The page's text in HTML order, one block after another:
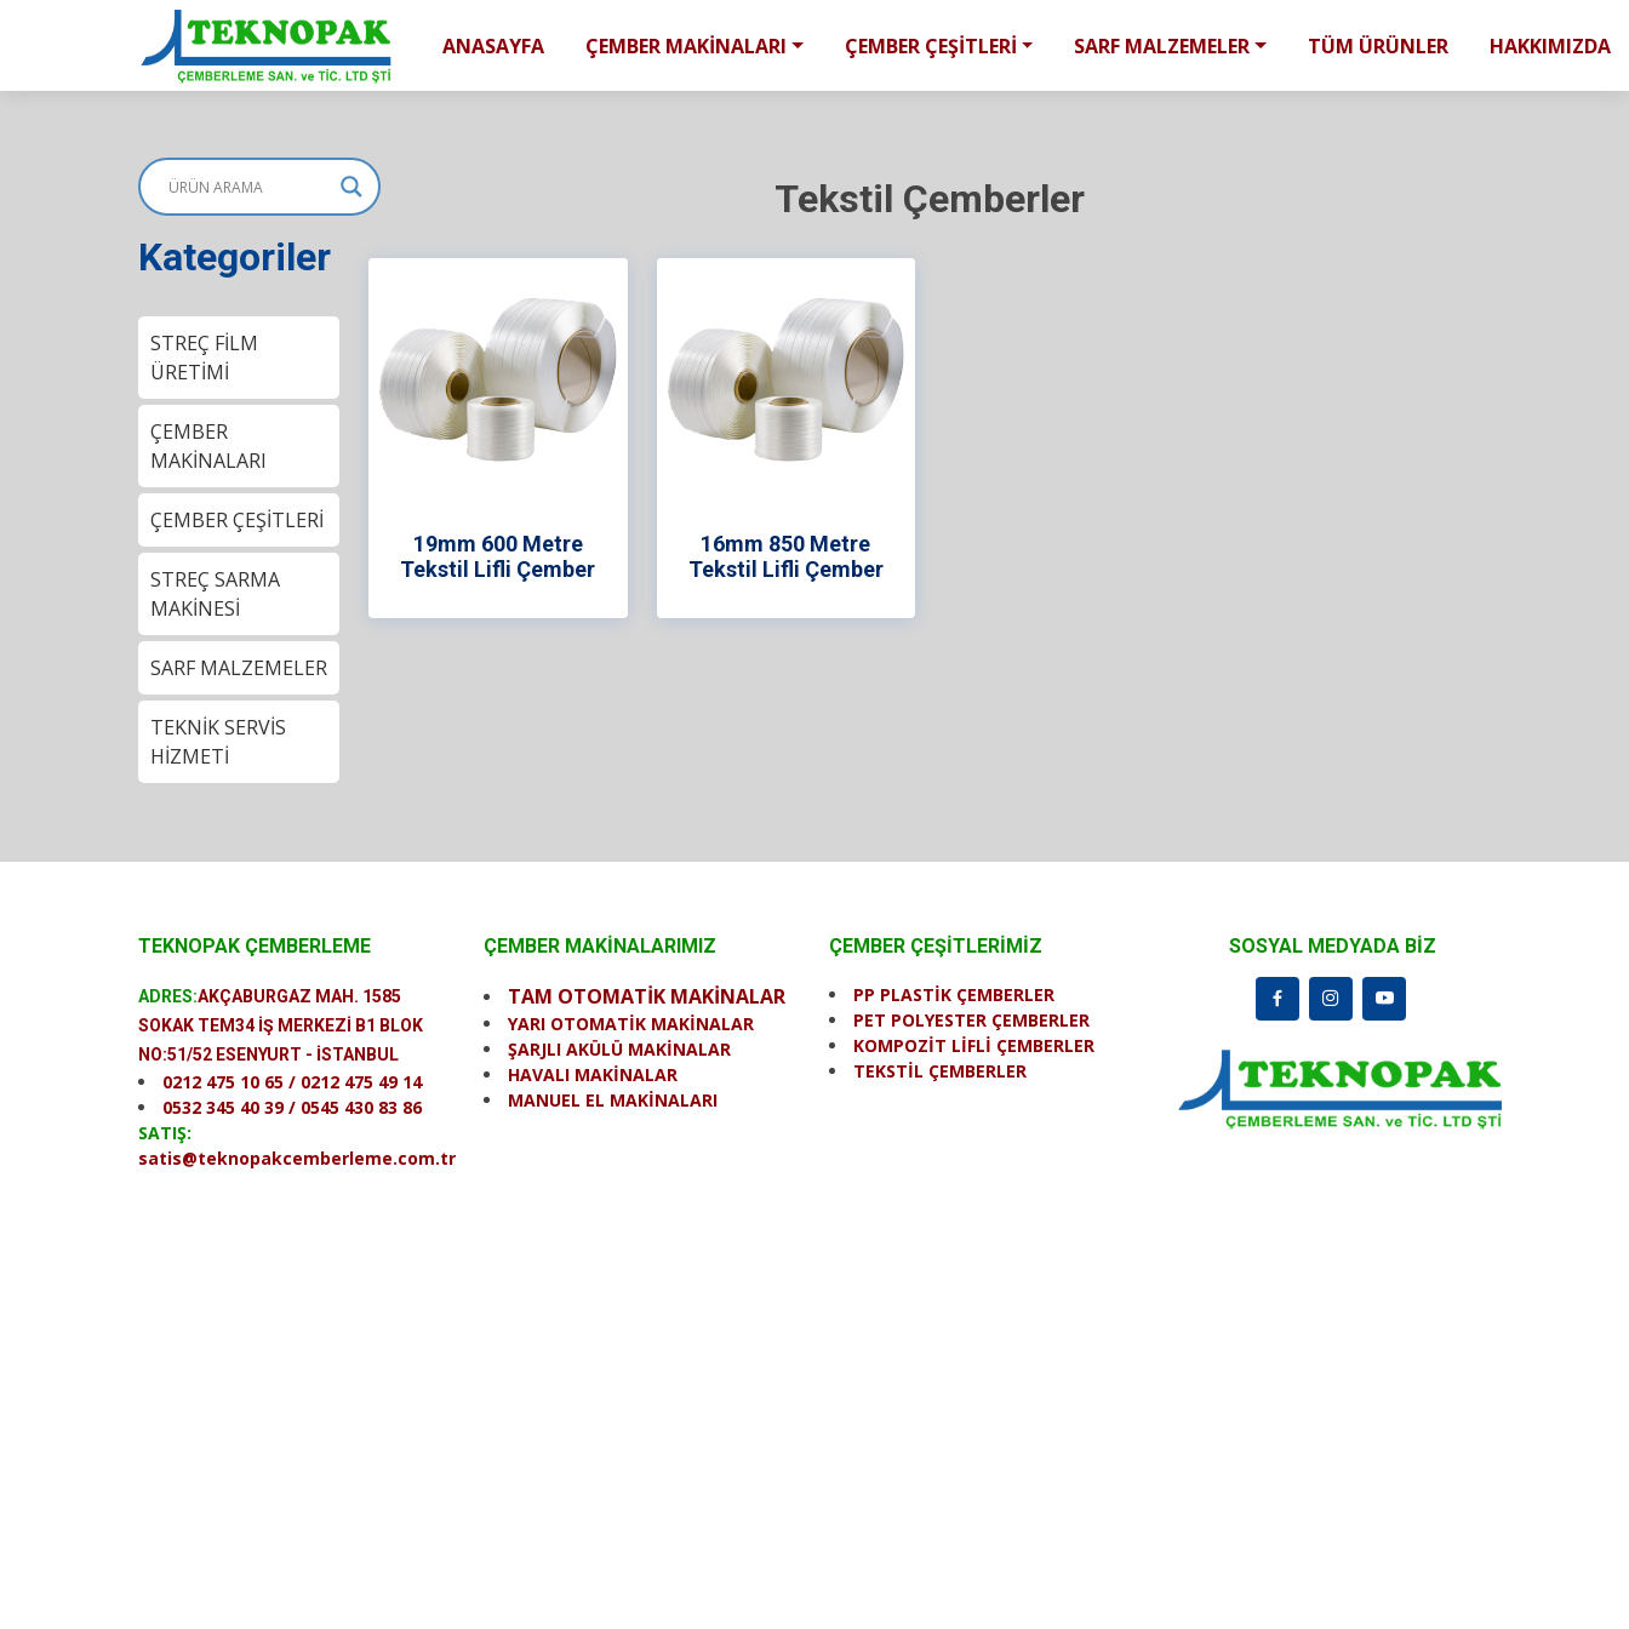
ANASAYFA ÇEMBER MAKİNALARI ÇEMBER ÇEŞİTLERİ SARF MALZEMELER TÜM ÜRÜNLER HAKKIMIZDA
Kategoriler
STREÇ FİLM
ÜRETİMİ
ÇEMBER
MAKİNALARI
ÇEMBER ÇEŞİTLERİ
STREÇ SARMA
MAKİNESİ
SARF MALZEMELER
TEKNİK SERVİS
HİZMETİ
Tekstil Çemberler
19mm 600 Metre
Tekstil Lifli Çember
16mm 850 Metre
Tekstil Lifli Çember
TEKNOPAK ÇEMBERLEME
ADRES:AKÇABURGAZ MAH. 1585
SOKAK TEM34 İŞ MERKEZİ B1 BLOK
NO:51/52 ESENYURT - İSTANBUL
0212 475 10 65 / 0212 475 49 14
0532 345 40 39 / 0545 430 83 86
SATIŞ:
satis@teknopakcemberleme.com.tr
ÇEMBER MAKİNALARIMIZ
TAM OTOMATİK MAKİNALAR
YARI OTOMATİK MAKİNALAR
ŞARJLI AKÜLÜ MAKİNALAR
HAVALI MAKİNALAR
MANUEL EL MAKİNALARI
ÇEMBER ÇEŞİTLERİMİZ
PP PLASTİK ÇEMBERLER
PET POLYESTER ÇEMBERLER
KOMPOZİT LİFLİ ÇEMBERLER
TEKSTİL ÇEMBERLER
SOSYAL MEDYADA BİZ